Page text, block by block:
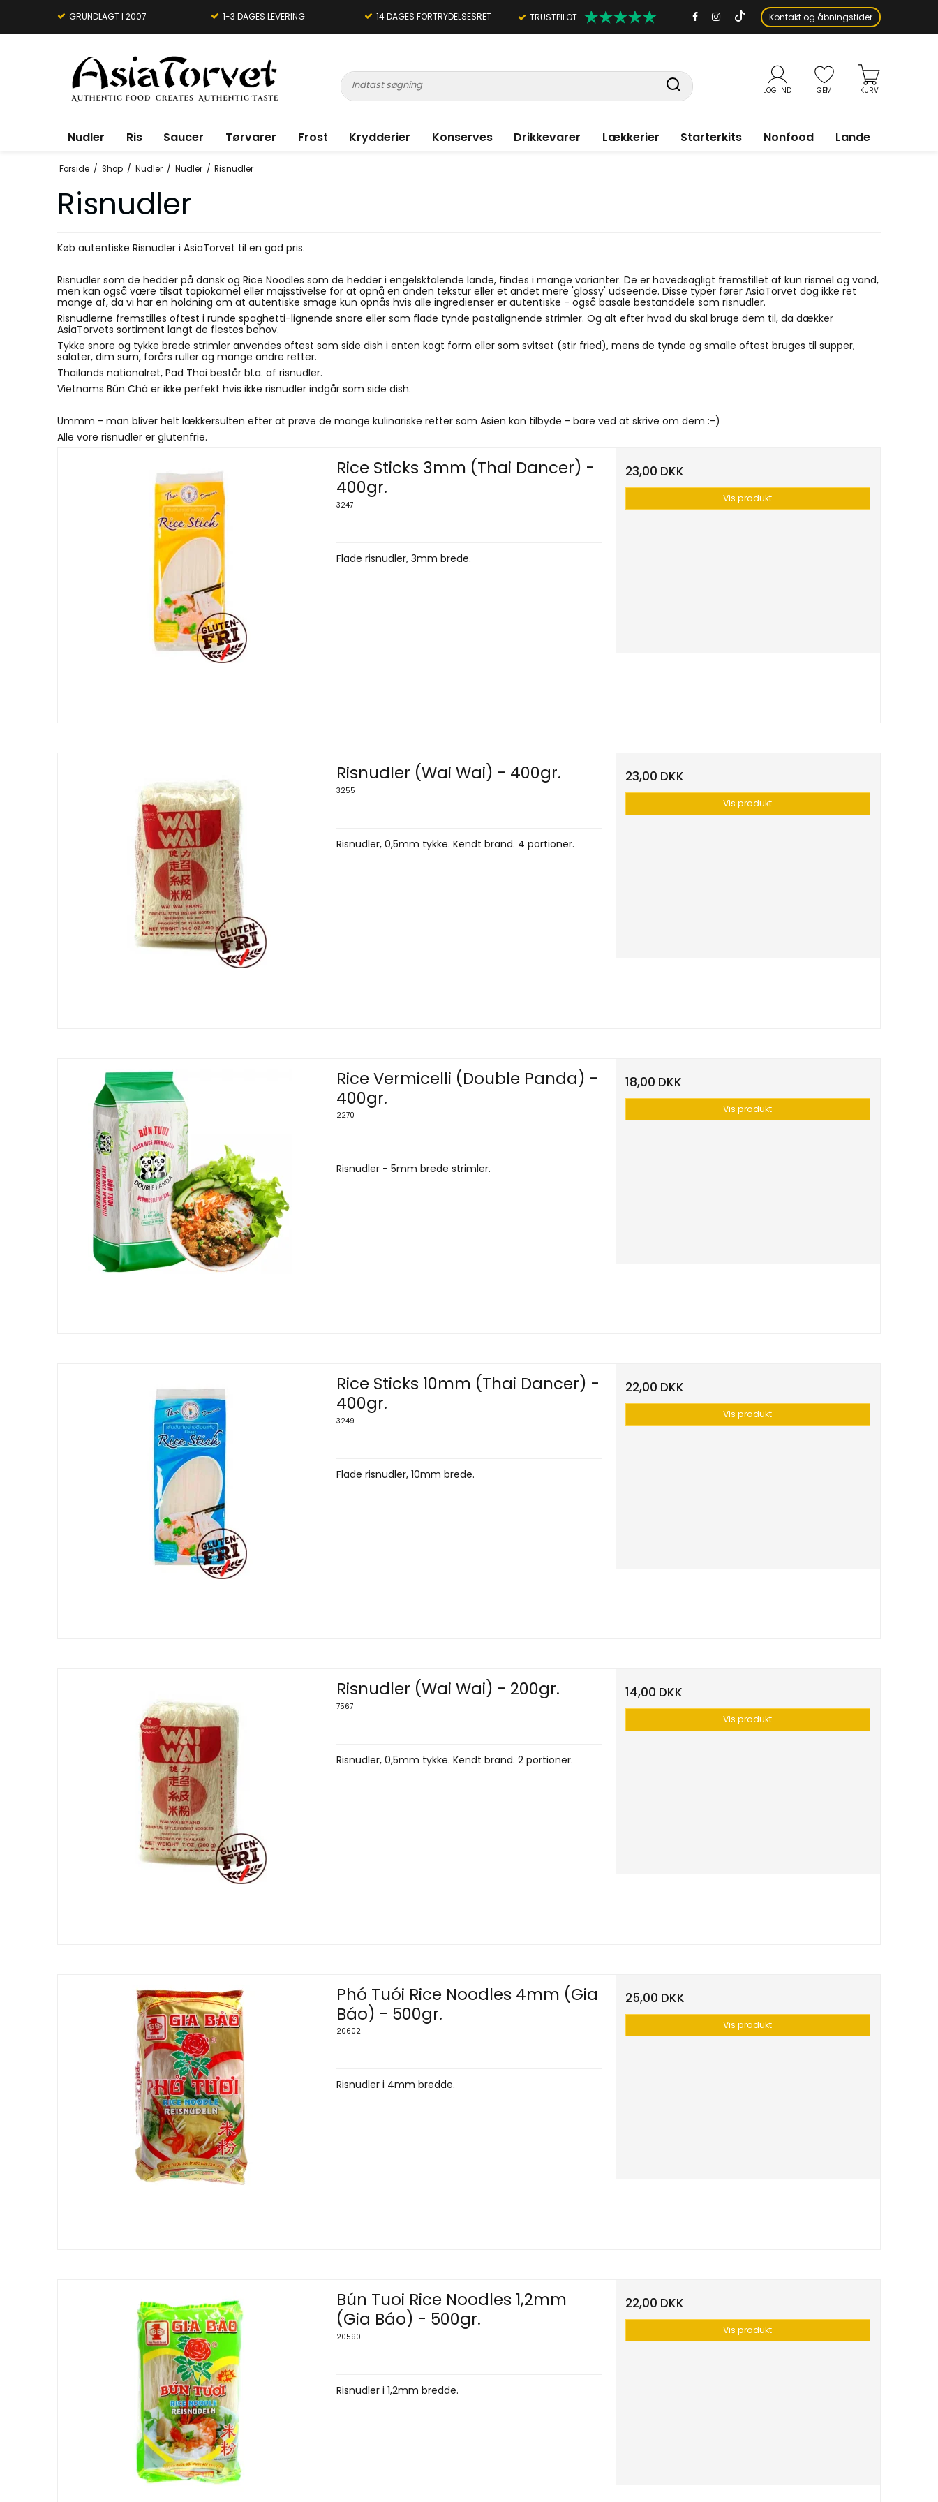
GRUNDLAGT I 2007 1-3 DAGES LEVERING 14 DAGES FORTRYDELSESRET TRUSTPILOT Kontakt og åbningstider
LOG IND GEM KURV
Nudler Ris Saucer Tørvarer Frost Krydderier Konserves Drikkevarer Lækkerier Starterkits Nonfood Lande
Forside / Shop / Nudler / Nudler / Risnudler
Risnudler
Køb autentiske Risnudler i AsiaTorvet til en god pris.
Risnudler som de hedder på dansk og Rice Noodles som de hedder i engelsktalende lande, findes i mange varianter. De er hovedsagligt fremstillet af kun rismel og vand,
men kan også være tilsat tapiokamel eller majsstivelse for at opnå en anden tekstur eller et andet mere 'glossy' udseende. Disse typer fører AsiaTorvet dog ikke ret
mange af, da vi har en holdning om at autentiske smage kun opnås hvis alle ingredienser er autentiske - også basale bestanddele som risnudler.
Risnudlerne fremstilles oftest i runde spaghetti-lignende snore eller som flade tynde pastalignende strimler. Og alt efter hvad du skal bruge dem til, da dækker
AsiaTorvets sortiment langt de flestes behov.
Tykke snore og tykke brede strimler anvendes oftest som side dish i enten kogt form eller som svitset (stir fried), mens de tynde og smalle oftest bruges til supper,
salater, dim sum, forårs ruller og mange andre retter.
Thailands nationalret, Pad Thai består bl.a. af risnudler.
Vietnams Bún Chá er ikke perfekt hvis ikke risnudler indgår som side dish.
Ummm - man bliver helt lækkersulten efter at prøve de mange kulinariske retter som Asien kan tilbyde - bare ved at skrive om dem :-)
Alle vore risnudler er glutenfrie.
Rice Sticks 3mm (Thai Dancer) -
400gr.
3247
Flade risnudler, 3mm brede.
23,00 DKK
Vis produkt
Risnudler (Wai Wai) - 400gr.
3255
Risnudler, 0,5mm tykke. Kendt brand. 4 portioner.
23,00 DKK
Vis produkt
Rice Vermicelli (Double Panda) -
400gr.
2270
Risnudler - 5mm brede strimler.
18,00 DKK
Vis produkt
Rice Sticks 10mm (Thai Dancer) -
400gr.
3249
Flade risnudler, 10mm brede.
22,00 DKK
Vis produkt
Risnudler (Wai Wai) - 200gr.
7567
Risnudler, 0,5mm tykke. Kendt brand. 2 portioner.
14,00 DKK
Vis produkt
Phó Tuói Rice Noodles 4mm (Gia
Báo) - 500gr.
20602
Risnudler i 4mm bredde.
25,00 DKK
Vis produkt
Bún Tuoi Rice Noodles 1,2mm
(Gia Báo) - 500gr.
20590
Risnudler i 1,2mm bredde.
22,00 DKK
Vis produkt